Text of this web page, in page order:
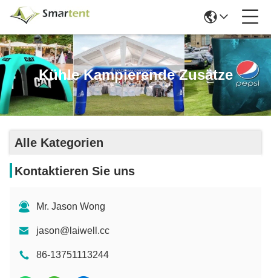
Kühle Kampierende Zusätze
Alle Kategorien
Kontaktieren Sie uns
Mr. Jason Wong
jason@laiwell.cc
86-13751113244